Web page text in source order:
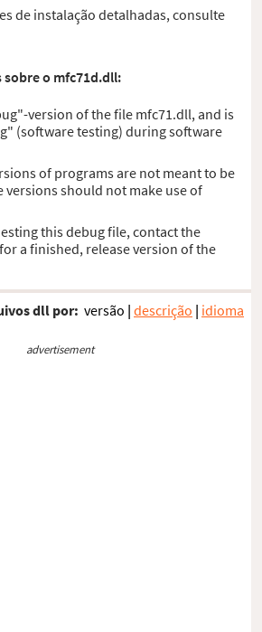
de instalação detalhadas, consulte
sobre o mfc71d.dll:
version of the file mfc71.dll, and is
(software testing) during software
of programs are not meant to be
versions should not make use of
this debug file, contact the
a finished, release version of the
dll por: versão | descrição | idioma
advertisement